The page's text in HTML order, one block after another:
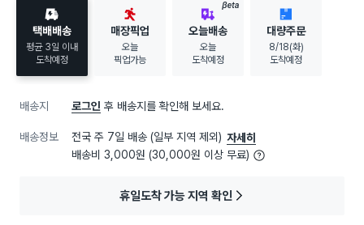
택배배송
평균 3일 이내
도착예정
매장픽업
오늘
픽업가능
BETA
오늘배송
오늘
도착예정
대량주문
8/18(화)
도착예정
배송지 로그인 후 배송지를 확인해 보세요.
배송정보 전국 주 7일 배송 (일부 지역 제외) 자세히
배송비 3,000원 (30,000원 이상 무료)
휴일도착 가능 지역 확인